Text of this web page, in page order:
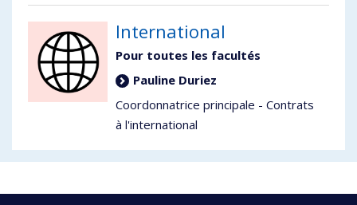
International
Pour toutes les facultés
Pauline Duriez
Coordonnatrice principale - Contrats
à l'international